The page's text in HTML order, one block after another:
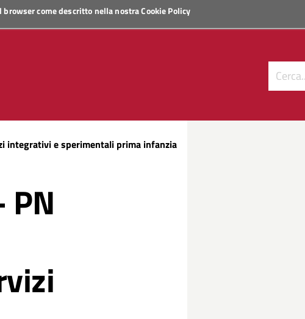
browser come descritto nella nostraCookie Policy
integrativi e sperimentali prima infanzia